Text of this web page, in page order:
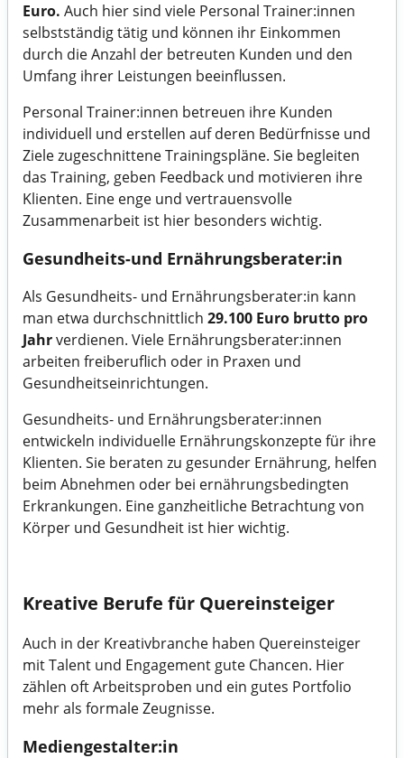
Euro. Auch hier sind viele Personal Trainer:innen
selbstständig tätig und können ihr Einkommen
durch die Anzahl der betreuten Kunden und den
Umfang ihrer Leistungen beeinflussen.
Personal Trainer:innen betreuen ihre Kunden
individuell und erstellen auf deren Bedürfnisse und
Ziele zugeschnittene Trainingspläne. Sie begleiten
das Training, geben Feedback und motivieren ihre
Klienten. Eine enge und vertrauensvolle
Zusammenarbeit ist hier besonders wichtig.
Gesundheits-und Ernährungsberater:in
Als Gesundheits- und Ernährungsberater:in kann
man etwa durchschnittlich 29.100 Euro brutto pro
Jahrverdienen. Viele Ernährungsberater:innen
arbeiten freiberuflich oder in Praxen und
Gesundheitseinrichtungen.
Gesundheits- und Ernährungsberater:innen
entwickeln individuelle Ernährungskonzepte für ihre
Klienten. Sie beraten zu gesunder Ernährung, helfen
beim Abnehmen oder bei ernährungsbedingten
Erkrankungen. Eine ganzheitliche Betrachtung von
Körper und Gesundheit ist hier wichtig.
Kreative Berufe für Quereinsteiger
Auch in der Kreativbranche haben Quereinsteiger
mit Talent und Engagement gute Chancen. Hier
zählen oft Arbeitsproben und ein gutes Portfolio
mehr als formale Zeugnisse.
Mediengestalter:in